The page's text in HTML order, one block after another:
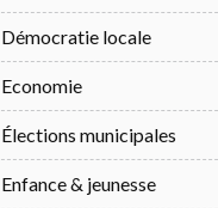
Démocratie locale
Economie
Élections municipales
Enfance & jeunesse